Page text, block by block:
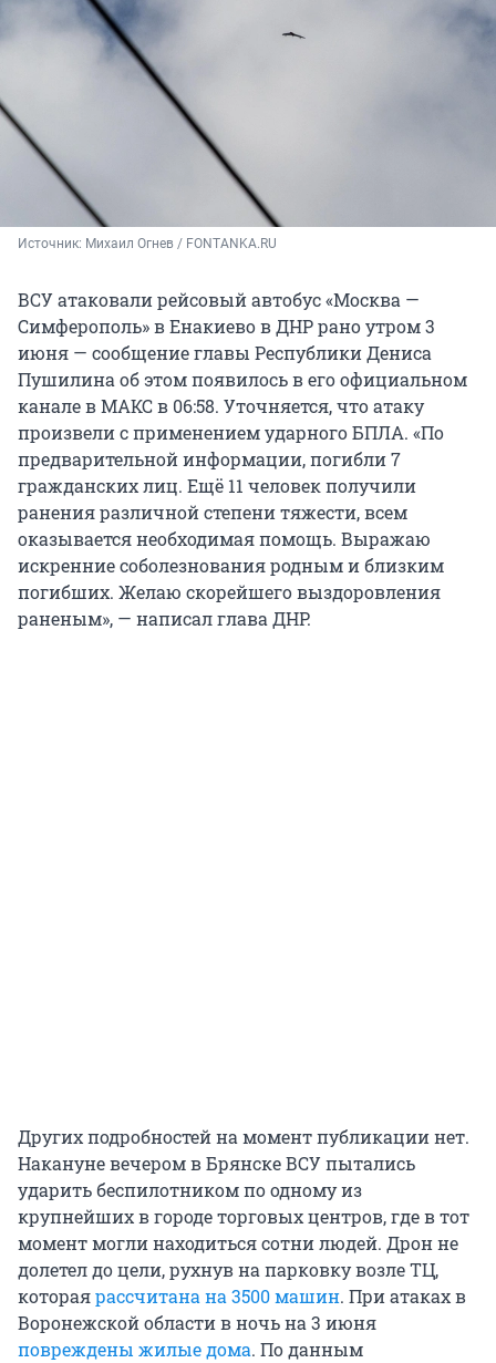
Источник: Михаил Огнев / FONTANKA.RU
ВСУ атаковали рейсовый автобус «Москва —
Симферополь» в Енакиево в ДНР рано утром 3
июня — сообщение главы Республики Дениса
Пушилина об этом появилось в его официальном
канале в МАКС в 06:58. Уточняется, что атаку
произвели с применением ударного БПЛА. «По
предварительной информации, погибли 7
гражданских лиц. Ещё 11 человек получили
ранения различной степени тяжести, всем
оказывается необходимая помощь. Выражаю
искренние соболезнования родным и близким
погибших. Желаю скорейшего выздоровления
раненым», — написал глава ДНР.
Других подробностей на момент публикации нет.
Накануне вечером в Брянске ВСУ пытались
ударить беспилотником по одному из
крупнейших в городе торговых центров, где в тот
момент могли находиться сотни людей. Дрон не
долетел до цели, рухнув на парковку возле ТЦ,
котораярассчитана на 3500 машин. При атаках в
Воронежской области в ночь на 3 июня
повреждены жилые дома. По данным